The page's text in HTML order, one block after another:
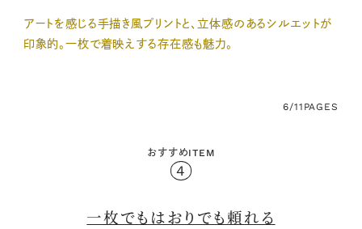
アートを感じる手描き風プリントと、立体感のあるシルエットが
印象的。一枚で着映えする存在感も魅力。
6/11 PAGES
おすすめITEM
4
一枚でもはおりでも頼れる